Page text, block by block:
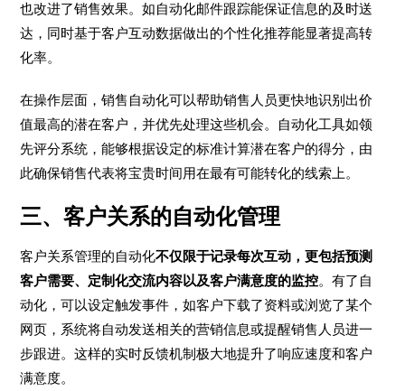
也改进了销售效果。如自动化邮件跟踪能保证信息的及时送
达，同时基于客户互动数据做出的个性化推荐能显著提高转
化率。
在操作层面，销售自动化可以帮助销售人员更快地识别出价
值最高的潜在客户，并优先处理这些机会。自动化工具如领
先评分系统，能够根据设定的标准计算潜在客户的得分，由
此确保销售代表将宝贵时间用在最有可能转化的线索上。
三、客户关系的自动化管理
客户关系管理的自动化不仅限于记录每次互动，更包括预测
客户需要、定制化交流内容以及客户满意度的监控。有了自
动化，可以设定触发事件，如客户下载了资料或浏览了某个
网页，系统将自动发送相关的营销信息或提醒销售人员进一
步跟进。这样的实时反馈机制极大地提升了响应速度和客户
满意度。